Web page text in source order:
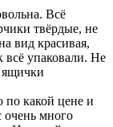
Всё
твёрдые, не
вид красивая,
всё упаковали. Не
ящички
по какой цене и
очень много